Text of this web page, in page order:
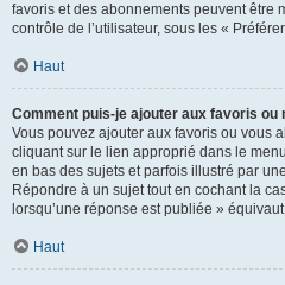
favoris et des abonnements peuvent être
contrôle de l’utilisateur, sous les «
Haut
Comment puis-je ajouter aux favoris ou
Vous pouvez ajouter aux favoris ou vous
cliquant sur le lien approprié dans le
en bas des sujets et parfois illustré par
Répondre à un sujet tout en cochant la
lorsqu’une réponse est publiée »
Haut